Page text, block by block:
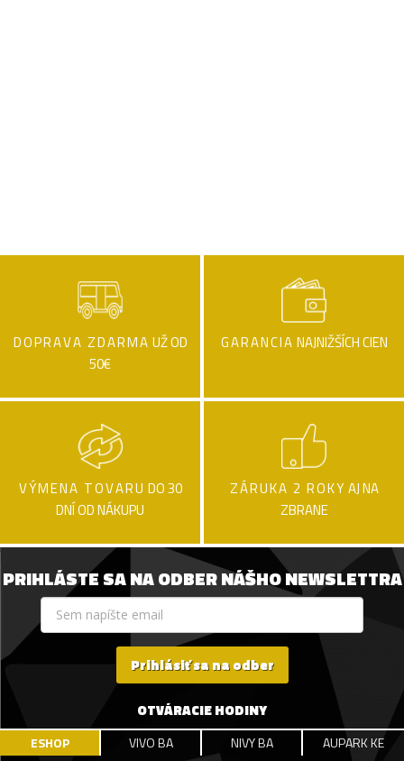
DOPRAVA ZDARMA UŽ OD
50€
GARANCIA NAJNIŽŠÍCH CIEN
VÝMENA TOVARU DO 30
DNÍ OD NÁKUPU
ZÁRUKA 2 ROKY AJ NA
ZBRANE
PRIHLÁSTE SA NA ODBER NÁŠHO NEWSLETTRA
Prihlásiť sa na odber
OTVÁRACIE HODINY
ESHOP VIVO BA NIVY BA AUPARK KE